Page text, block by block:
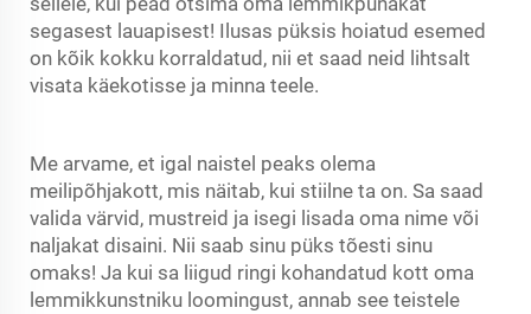
segasest lauapisest! Ilusas püksis hoiatud esemed
on kõik kokku korraldatud, nii et saad neid lihtsalt
visata käekotisse ja minna teele.
Me arvame, et igal naistel peaks olema
meilipõhjakott, mis näitab, kui stiilne ta on. Sa saad
valida värvid, mustreid ja isegi lisada oma nime või
naljakat disaini. Nii saab sinu püks tõesti sinu
omaks! Ja kui sa liigud ringi kohandatud kott oma
lemmikkunstniku loomingust, annab see teistele